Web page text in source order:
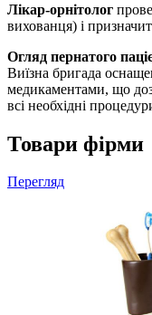
Лікар-орнітолог
вихованця) і
Огляд пернатого
Виїзна бригада
медикаментами, що
всі необхідні
Товари фірми
Перегляд